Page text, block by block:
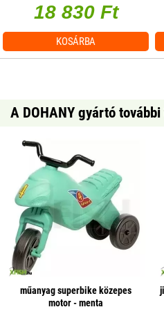
18 830 Ft
KOSÁRBA
A DOHANY gyártó
műanyag superbike közepes
motor - menta